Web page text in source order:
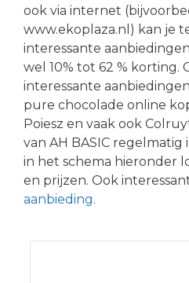
ook via internet
www.ekoplaza.nl) kan je
interessante
wel 10% tot 62 % korting.
interessante
pure chocolade online
Poiesz en vaak ook
van AH BASIC regelmatig
in het schema hieronder
en prijzen. Ook
aanbieding.